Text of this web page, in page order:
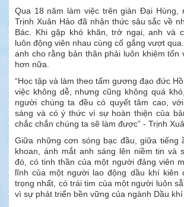
Qua 18 năm làm việc trên giàn Đại Hùng,
Trịnh Xuân Hảo đã nhận thức sâu sắc về
Bác. Khi gặp khó khăn, trở ngại, anh và
luôn động viên nhau cùng cố gắng vượt
anh cho rằng bản thân phải luôn khiêm tốn
hơn nữa.
“Học tập và làm theo tấm gương đạo đức
việc không dễ, nhưng cũng không quá
người chúng ta đều có quyết tâm cao,
sáng và có ý thức vì sự hoàn thiện của
chắc chắn chúng ta sẽ làm được” - Trịnh
Giữa những cơn sóng bạc đầu, giữa tiếng
khoan, ánh mắt anh sáng lên niềm tin và
đó, có tinh thần của một người đảng viên
lĩnh của một người lao động dầu khí kiên
trọng nhất, có trái tim của một người luôn
vì sự phát triển bền vững của ngành Dầu khí